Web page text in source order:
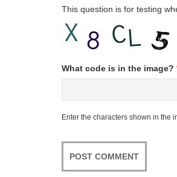
This question is for testing
What code is in the image?
Enter the characters shown in the